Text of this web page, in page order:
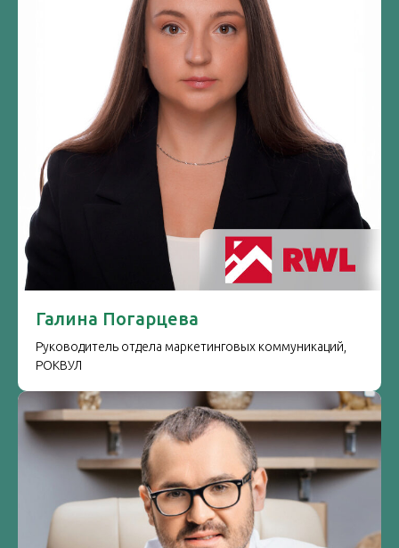
Галина Погарцева
Руководитель отдела маркетинговых коммуникаций,
РОКВУЛ